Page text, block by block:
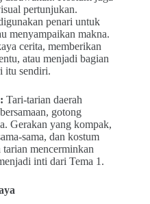
pertunjukan.
penari untuk
menyampaikan makna.
cerita, memberikan
atau menjadi bagian
itu sendiri.
Tari-tarian daerah
gotong
Gerakan yang kompak,
sama, dan kostum
tarian mencerminkan
inti dari Tema 1.